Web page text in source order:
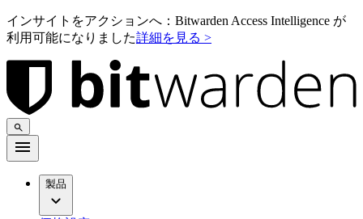
インサイトをアクションへ：Bitwarden Access Intelligence が
利用可能になりました詳細を見る >
製品